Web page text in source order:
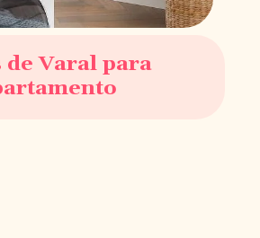
de Varal para